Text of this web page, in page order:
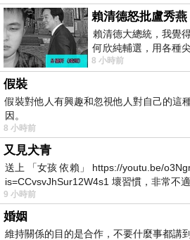
賴清德怒批盧秀
賴清德大總統，我覺
何欣純輔選，用各種
罵她施政滿意度輸給
8 小時前
假裝
假裝對他人有興趣和忽視他人對自己的這
因。
8 小時前
又見犬青
送上 「女孩 依賴」 https://youtu.be/
is=CCvsvJhSur12W4s1 壞習慣，非常不
我害怕的
9 小時前
婚姻
維持關係的目的是合作，不要什麼事都講